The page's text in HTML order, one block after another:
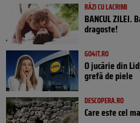
RÂZI CU LACRIMI
BANCUL ZILEI.
dragoste!
GO4IT.RO
O jucărie din
grefă de piele
DESCOPERA.RO
Care este cel